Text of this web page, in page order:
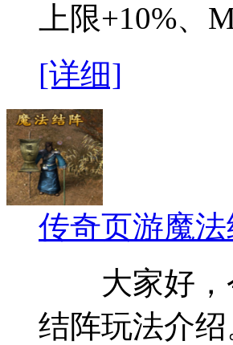
上限+10%
[详细]
传奇页游魔
大家好，
结阵玩法介